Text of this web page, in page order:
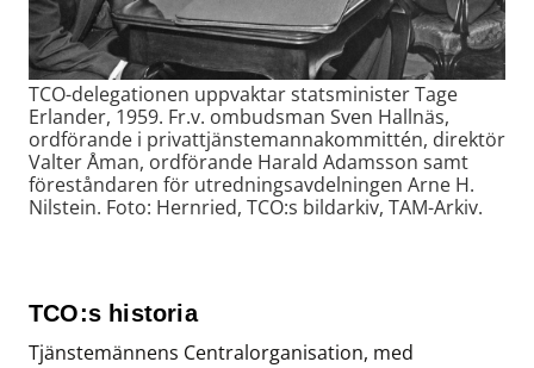
TCO-delegationen uppvaktar statsminister Tage
Erlander, 1959. Fr.v. ombudsman Sven Hallnäs,
ordförande i privattjänstemannakommittén, direktör
Valter Åman, ordförande Harald Adamsson samt
föreståndaren för utredningsavdelningen Arne H.
Nilstein. Foto: Hernried, TCO:s bildarkiv, TAM-Arkiv.
TCO:s historia
Tjänstemännens Centralorganisation, med